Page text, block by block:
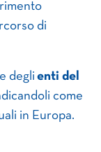
di
degli enti del
come
in Europa.